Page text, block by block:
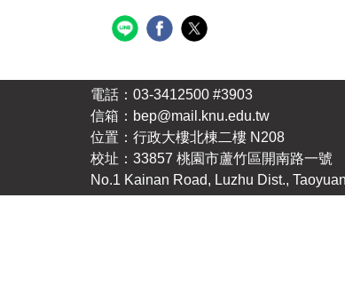
電話：03-3412500 #3903
信箱：bep@mail.knu.edu.tw
位置：行政大樓北棟二樓 N208
校址：33857 桃園市蘆竹區開南路一號
No.1 Kainan Road, Luzhu Dist.,